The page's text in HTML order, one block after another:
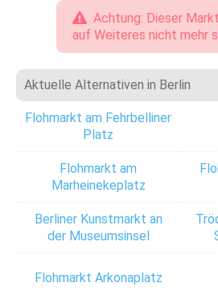
Achtung: Dieser
auf Weiteres nicht mehr
Aktuelle Alternativen in Berlin
Flohmarkt am Fehrbelliner
Platz
Flohmarkt am
Marheinekeplatz
Berliner Kunstmarkt an
der Museumsinsel
Flohmarkt Arkonaplatz